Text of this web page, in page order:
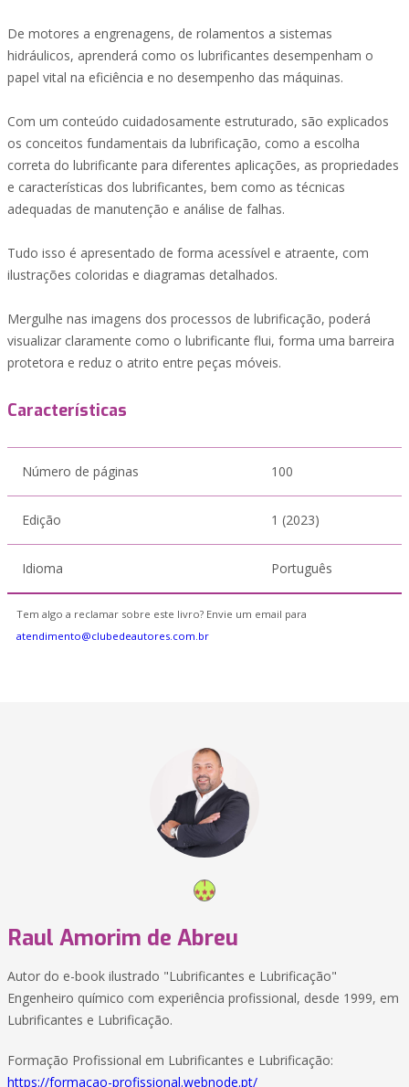
De motores a engrenagens, de rolamentos a sistemas
hidráulicos, aprenderá como os lubrificantes desempenham o
papel vital na eficiência e no desempenho das máquinas.
Com um conteúdo cuidadosamente estruturado, são explicados
os conceitos fundamentais da lubrificação, como a escolha
correta do lubrificante para diferentes aplicações, as propriedades
e características dos lubrificantes, bem como as técnicas
adequadas de manutenção e análise de falhas.
Tudo isso é apresentado de forma acessível e atraente, com
ilustrações coloridas e diagramas detalhados.
Mergulhe nas imagens dos processos de lubrificação, poderá
visualizar claramente como o lubrificante flui, forma uma barreira
protetora e reduz o atrito entre peças móveis.
Características
Número de páginas 100
Edição 1 (2023)
Idioma Português
Tem algo a reclamar sobre este livro? Envie um email para
atendimento@clubedeautores.com.br
Raul Amorim de Abreu
Autor do e-book ilustrado "Lubrificantes e Lubrificação"
Engenheiro químico com experiência profissional, desde 1999, em
Lubrificantes e Lubrificação.
Formação Profissional em Lubrificantes e Lubrificação:
https://formacao-profissional.webnode.pt/